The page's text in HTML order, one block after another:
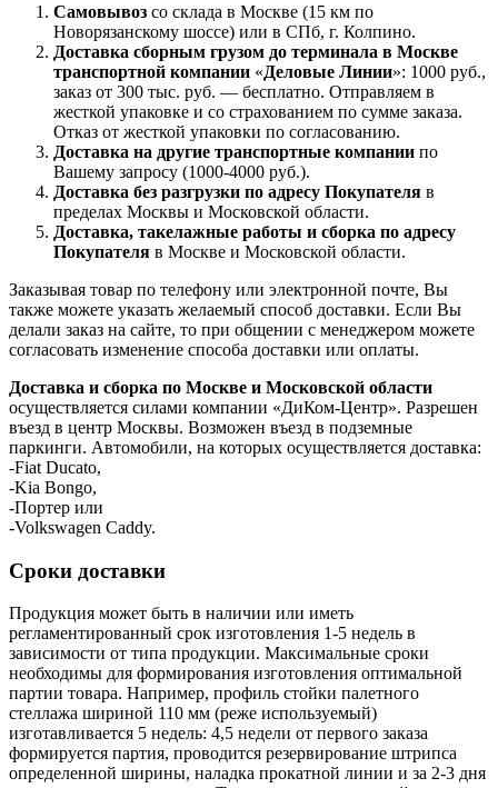
Самовывоз со склада в Москве (15 км по
Новорязанскому шоссе) или в СПб, г. Колпино.
Доставка сборным грузом до терминала в Москве
транспортной компании «Деловые Линии»: 1000 руб.,
заказ от 300 тыс. руб. — бесплатно. Отправляем в
жесткой упаковке и со страхованием по сумме заказа.
Отказ от жесткой упаковки по согласованию.
Доставка на другие транспортные компании по
Вашему запросу (1000-4000 руб.).
Доставка без разгрузки по адресу Покупателя в
пределах Москвы и Московской области.
Доставка, такелажные работы и сборка по адресу
Покупателя в Москве и Московской области.
Заказывая товар по телефону или электронной почте, Вы
также можете указать желаемый способ доставки. Если Вы
делали заказ на сайте, то при общении с менеджером можете
согласовать изменение способа доставки или оплаты.
Доставка и сборка по Москве и Московской области
осуществляется силами компании «ДиКом-Центр». Разрешен
въезд в центр Москвы. Возможен въезд в подземные
паркинги. Автомобили, на которых осуществляется доставка:
-Fiat Ducato,
-Kia Bongo,
-Портер или
-Volkswagen Caddy.
Сроки доставки
Продукция может быть в наличии или иметь
регламентированный срок изготовления 1-5 недель в
зависимости от типа продукции. Максимальные сроки
необходимы для формирования изготовления оптимальной
партии товара. Например, профиль стойки палетного
стеллажа шириной 110 мм (реже используемый)
изготавливается 5 недель: 4,5 недели от первого заказа
формируется партия, проводится резервирование штрипса
определенной ширины, наладка прокатной линии и за 2-3 дня